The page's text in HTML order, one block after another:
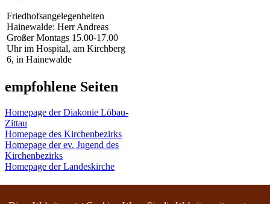
Friedhofsangelegenheiten
Hainewalde: Herr Andreas
Großer Montags 15.00-17.00
Uhr im Hospital, am Kirchberg
6, in Hainewalde
empfohlene Seiten
Homepage der Diakonie Löbau-
Zittau
Homepage des Kirchenbezirks
Homepage der ev. Jugend des
Kirchenbezirks
Homepage der Landeskirche